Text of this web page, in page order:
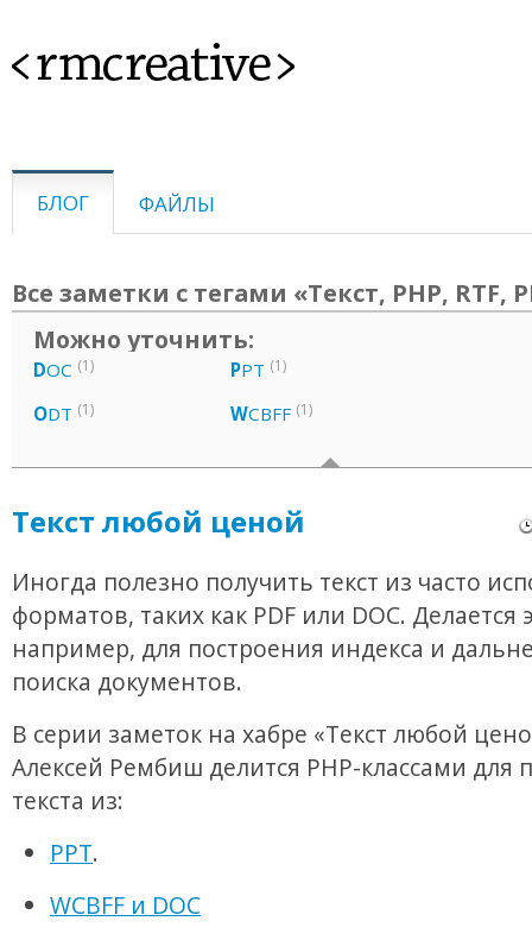
<rmcreative>
БЛОГ ФАЙЛЫ
Все заметки с тегами «Текст, PHP, RTF,
Можно уточнить:
DOC (1)
ODT (1)
PPT (1)
WCBFF (1)
Текст любой ценой
Иногда полезно получить текст из часто
форматов, таких как PDF или DOC. Делается
например, для построения индекса и
поиска документов.
В серии заметок на хабре «Текст любой
Алексей Рембиш делится PHP-классами для
текста из:
PPT.
WCBFF и DOC